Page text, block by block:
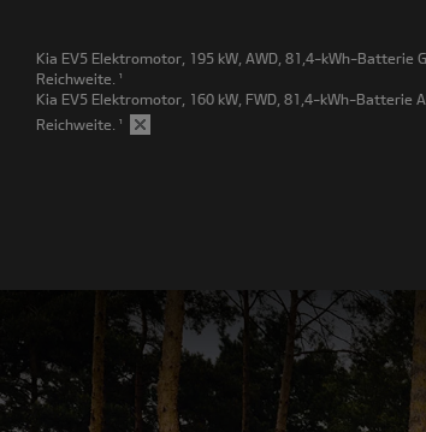
Kia EV5 Elektromotor, 195 kW, AWD, 81,4-kWh-Batterie
Reichweite. ¹
Kia EV5 Elektromotor, 160 kW, FWD, 81,4-kWh-Batterie
Reichweite. ¹